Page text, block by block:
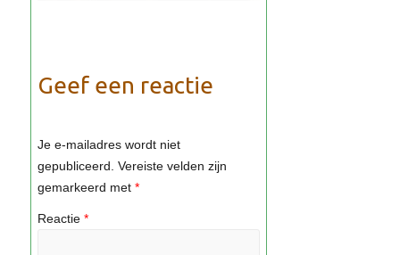
Geef een reactie
Je e-mailadres wordt niet
gepubliceerd. Vereiste velden zijn
gemarkeerd met *
Reactie *